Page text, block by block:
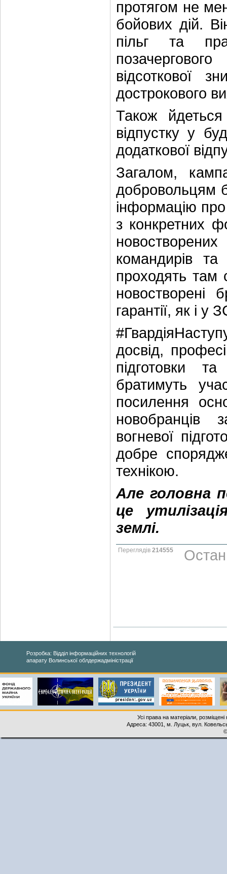
протягом не
бойових дій.
пільг та
відсоткової
дострокового
Також
відпустку у
додаткової
Загалом,
добровольцям
інформацію
з конкретних
командирів
проходять там
новостворені
гарантії, як і у
досвід,
підготовки
братимуть
посилення
новобранців
вогневої
добре
технікою.
Але головна
це
землі.
Переглядів 214555
Розробка: Відділ інформаційних технологій
апарату Волинської облдержадміністрації
Усі права на матеріали,
Адреса: 43001, м. Луцьк, вул.